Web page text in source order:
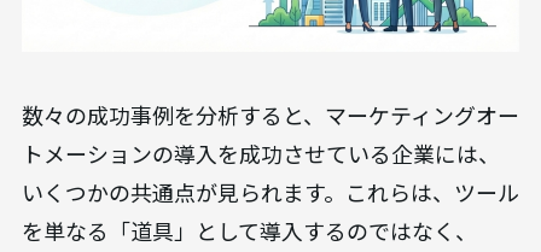
数々の成功事例を分析すると、マーケティングオー
トメーションの導入を成功させている企業には、
いくつかの共通点が見られます。これらは、ツール
を単なる「道具」として導入するのではなく、